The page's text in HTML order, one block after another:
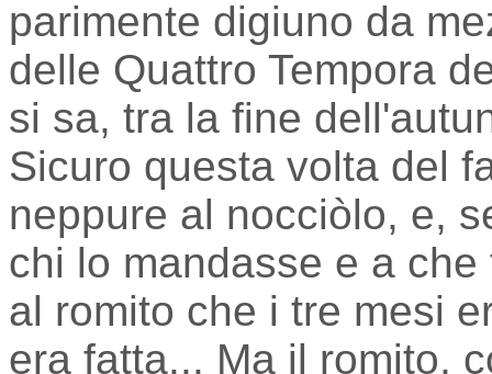
parimente digiuno da
delle Quattro Tempora
si sa, tra la fine
Sicuro questa volta del
neppure al nocciòlo, e,
chi lo mandasse e a
al romito che i tre mesi
era fatta... Ma il romito,